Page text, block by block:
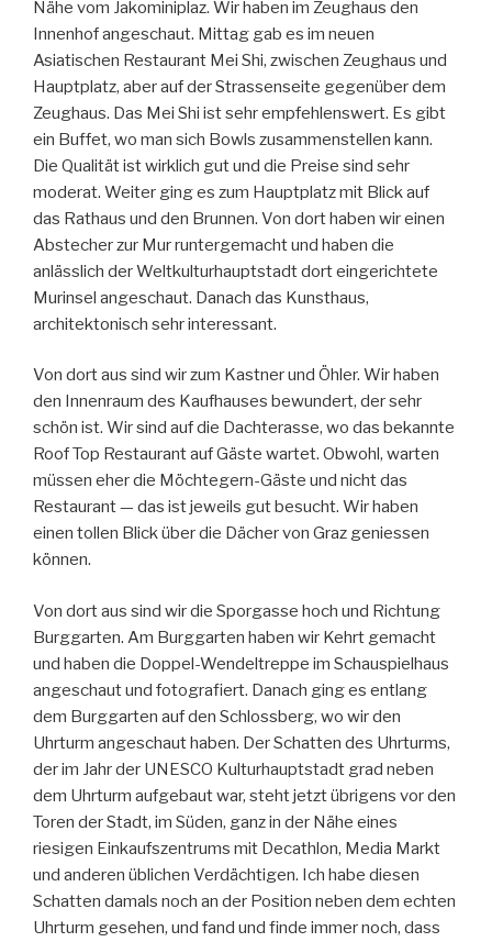
Nähe vom Jakominiplaz. Wir haben im Zeughaus den
Innenhof angeschaut. Mittag gab es im neuen
Asiatischen Restaurant Mei Shi, zwischen Zeughaus und
Hauptplatz, aber auf der Strassenseite gegenüber dem
Zeughaus. Das Mei Shi ist sehr empfehlenswert. Es gibt
ein Buffet, wo man sich Bowls zusammenstellen kann.
Die Qualität ist wirklich gut und die Preise sind sehr
moderat. Weiter ging es zum Hauptplatz mit Blick auf
das Rathaus und den Brunnen. Von dort haben wir einen
Abstecher zur Mur runtergemacht und haben die
anlässlich der Weltkulturhauptstadt dort eingerichtete
Murinsel angeschaut. Danach das Kunsthaus,
architektonisch sehr interessant.
Von dort aus sind wir zum Kastner und Öhler. Wir haben
den Innenraum des Kaufhauses bewundert, der sehr
schön ist. Wir sind auf die Dachterasse, wo das bekannte
Roof Top Restaurant auf Gäste wartet. Obwohl, warten
müssen eher die Möchtegern-Gäste und nicht das
Restaurant — das ist jeweils gut besucht. Wir haben
einen tollen Blick über die Dächer von Graz geniessen
können.
Von dort aus sind wir die Sporgasse hoch und Richtung
Burggarten. Am Burggarten haben wir Kehrt gemacht
und haben die Doppel-Wendeltreppe im Schauspielhaus
angeschaut und fotografiert. Danach ging es entlang
dem Burggarten auf den Schlossberg, wo wir den
Uhrturm angeschaut haben. Der Schatten des Uhrturms,
der im Jahr der UNESCO Kulturhauptstadt grad neben
dem Uhrturm aufgebaut war, steht jetzt übrigens vor den
Toren der Stadt, im Süden, ganz in der Nähe eines
riesigen Einkaufszentrums mit Decathlon, Media Markt
und anderen üblichen Verdächtigen. Ich habe diesen
Schatten damals noch an der Position neben dem echten
Uhrturm gesehen, und fand und finde immer noch, dass